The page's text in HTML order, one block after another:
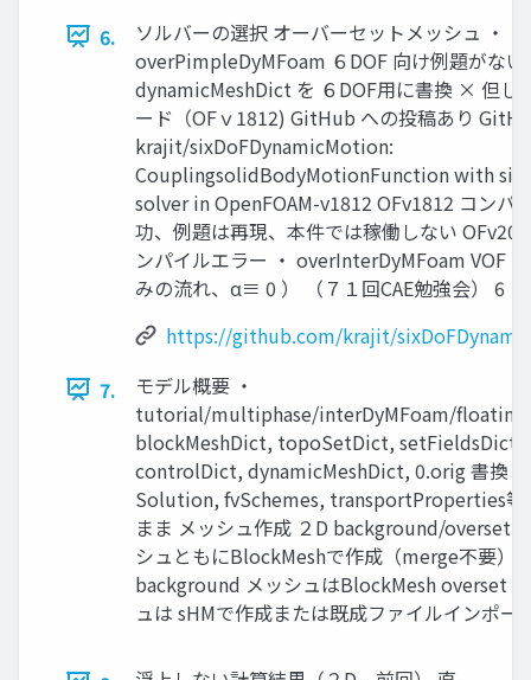
6.
ソルバーの選択 オーバーセットメッシュ ・
overPimpleDyMFoam ６DOF 向け例題がない
dynamicMeshDict を ６DOF用に書換 × 但し
ード（OFｖ1812) GitHub への投稿あり
krajit/sixDoFDynamicMotion:
CouplingsolidBodyMotionFunction with
solver in OpenFOAM-v1812 OFv1812 コンパ
功、例題は再現、本件では稼働しない
ンパイルエラー ・ overInterDyMFoam VOF
みの流れ、α≡ 0 ） （７１回CAE勉強会） 6
https://github.com/krajit/
7.
モデル概要 ・
tutorial/multiphase/interDyMFoam/
blockMeshDict, topoSetDict, setFieldsDict,
controlDict, dynamicMeshDict, 0.orig 書換
Solution, fvSchemes, transportProperties等
まま メッシュ作成 ２D background/overset
シュともにBlockMeshで作成（merge不要）
background メッシュはBlockMesh overset
ュは sHMで作成または既成ファイルインポー